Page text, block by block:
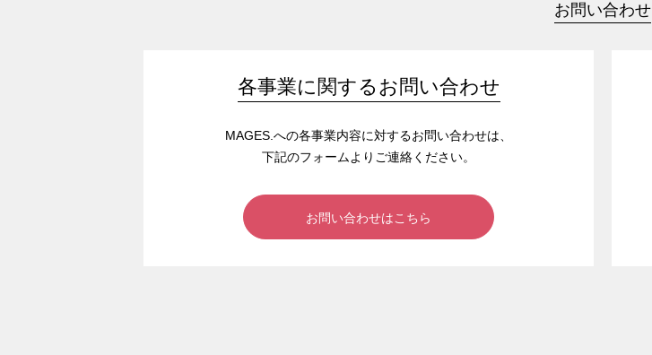
お問い合わせ
各事業に関するお問い合わせ
MAGES.への各事業内容に対するお問い合わせは、
下記のフォームよりご連絡ください。
お問い合わせはこちら